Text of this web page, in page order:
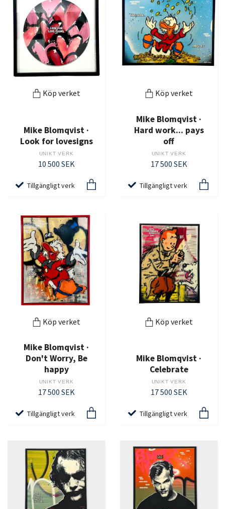
Köp verket
Mike Blomqvist ·
Look for lovesigns
UNIKT VERK
10 500 SEK
Tillgängligt verk
Köp verket
Mike Blomqvist ·
Hard work... pays
off
UNIKT VERK
17 500 SEK
Tillgängligt verk
Köp verket
Mike Blomqvist ·
Don't Worry, Be
happy
UNIKT VERK
17 500 SEK
Tillgängligt verk
Köp verket
Mike Blomqvist ·
Celebrate
UNIKT VERK
17 500 SEK
Tillgängligt verk